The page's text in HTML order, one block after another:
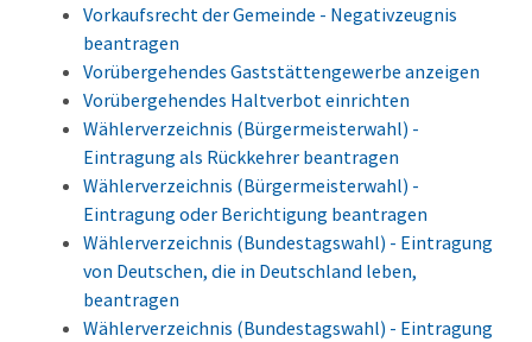
Vorkaufsrecht der Gemeinde - Negativzeugnis
beantragen
Vorübergehendes Gaststättengewerbe anzeigen
Vorübergehendes Haltverbot einrichten
Wählerverzeichnis (Bürgermeisterwahl) -
Eintragung als Rückkehrer beantragen
Wählerverzeichnis (Bürgermeisterwahl) -
Eintragung oder Berichtigung beantragen
Wählerverzeichnis (Bundestagswahl) - Eintragung
von Deutschen, die in Deutschland leben,
beantragen
Wählerverzeichnis (Bundestagswahl) - Eintragung